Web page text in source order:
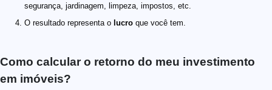
segurança, jardinagem, limpeza, impostos, etc.
O resultado representa o lucro que você tem.
Como calcular o retorno do meu investimento
em imóveis?